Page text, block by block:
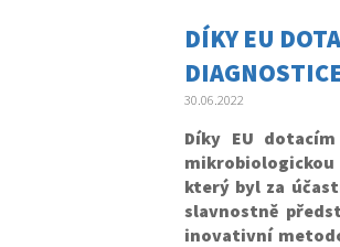
DÍKY EU
30.06.2022
Díky EU
mikrobiologickou
který byl za
slavnostně
inovativní